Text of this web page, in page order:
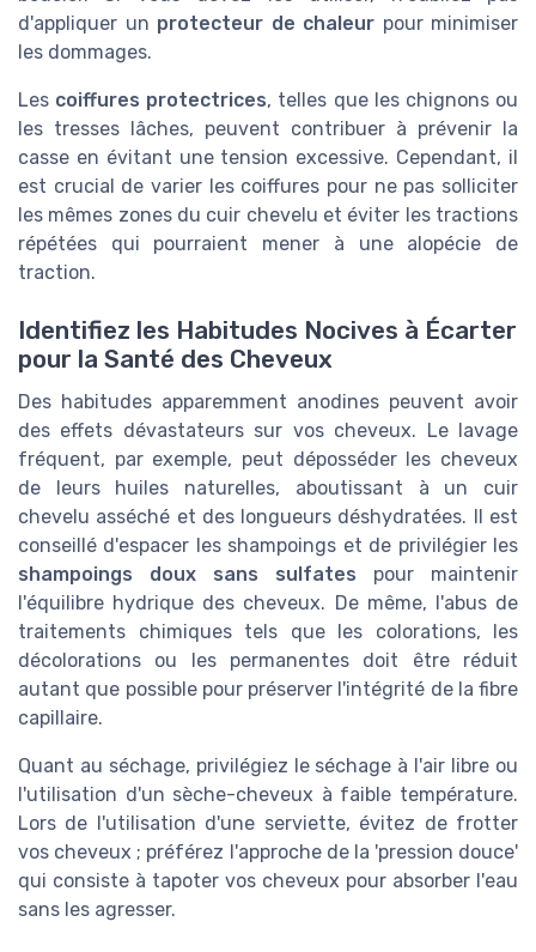
d'appliquer un protecteur de chaleur pour minimiser
les dommages.
Les coiffures protectrices, telles que les chignons ou
les tresses lâches, peuvent contribuer à prévenir la
casse en évitant une tension excessive. Cependant, il
est crucial de varier les coiffures pour ne pas solliciter
les mêmes zones du cuir chevelu et éviter les tractions
répétées qui pourraient mener à une alopécie de
traction.
Identifiez les Habitudes Nocives à Écarter
pour la Santé des Cheveux
Des habitudes apparemment anodines peuvent avoir
des effets dévastateurs sur vos cheveux. Le lavage
fréquent, par exemple, peut déposséder les cheveux
de leurs huiles naturelles, aboutissant à un cuir
chevelu asséché et des longueurs déshydratées. Il est
conseillé d'espacer les shampoings et de privilégier les
shampoings doux sans sulfates pour maintenir
l'équilibre hydrique des cheveux. De même, l'abus de
traitements chimiques tels que les colorations, les
décolorations ou les permanentes doit être réduit
autant que possible pour préserver l'intégrité de la fibre
capillaire.
Quant au séchage, privilégiez le séchage à l'air libre ou
l'utilisation d'un sèche-cheveux à faible température.
Lors de l'utilisation d'une serviette, évitez de frotter
vos cheveux ; préférez l'approche de la 'pression douce'
qui consiste à tapoter vos cheveux pour absorber l'eau
sans les agresser.